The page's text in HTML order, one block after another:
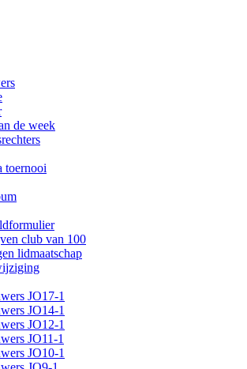
de week
toernooi
club van 100
lidmaatschap
JO17-1
JO14-1
JO12-1
JO11-1
JO10-1